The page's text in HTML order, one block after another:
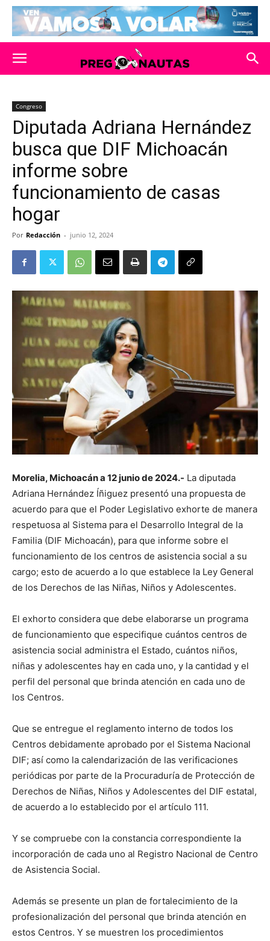
Congreso
Diputada Adriana Hernández
busca que DIF Michoacán
informe sobre
funcionamiento de casas
hogar
Por Redacción - junio 12, 2024
Morelia, Michoacán a 12 junio de 2024.- La diputada
Adriana Hernández Íñiguez presentó una propuesta de
acuerdo para que el Poder Legislativo exhorte de manera
respetuosa al Sistema para el Desarrollo Integral de la
Familia (DIF Michoacán), para que informe sobre el
funcionamiento de los centros de asistencia social a su
cargo; esto de acuerdo a lo que establece la Ley General
de los Derechos de las Niñas, Niños y Adolescentes.
El exhorto considera que debe elaborarse un programa
de funcionamiento que especifique cuántos centros de
asistencia social administra el Estado, cuántos niños,
niñas y adolescentes hay en cada uno, y la cantidad y el
perfil del personal que brinda atención en cada uno de
los Centros.
Que se entregue el reglamento interno de todos los
Centros debidamente aprobado por el Sistema Nacional
DIF; así como la calendarización de las verificaciones
periódicas por parte de la Procuraduría de Protección de
Derechos de Niñas, Niños y Adolescentes del DIF estatal,
de acuerdo a lo establecido por el artículo 111.
Y se compruebe con la constancia correspondiente la
incorporación de cada uno al Registro Nacional de Centro
de Asistencia Social.
Además se presente un plan de fortalecimiento de la
profesionalización del personal que brinda atención en
estos Centros. Y se muestren los procedimientos